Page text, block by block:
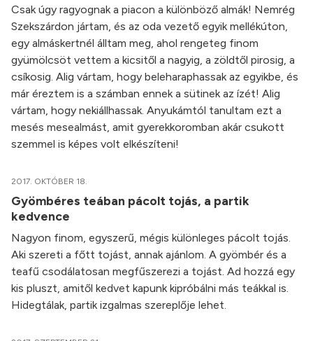
Csak úgy ragyognak a piacon a különböző almák! Nemrég
Szekszárdon jártam, és az oda vezető egyik mellékúton,
egy almáskertnél álltam meg, ahol rengeteg finom
gyümölcsöt vettem a kicsitől a nagyig, a zöldtől pirosig, a
csíkosig. Alig vártam, hogy beleharaphassak az egyikbe, és
már éreztem is a számban ennek a sütinek az ízét! Alig
vártam, hogy nekiállhassak. Anyukámtól tanultam ezt a
mesés mesealmást, amit gyerekkoromban akár csukott
szemmel is képes volt elkészíteni!
2017. OKTÓBER 18.
Gyömbéres teában pácolt tojás, a partik
kedvence
Nagyon finom, egyszerű, mégis különleges pácolt tojás.
Aki szereti a főtt tojást, annak ajánlom. A gyömbér és a
teafű csodálatosan megfűszerezi a tojást. Ad hozzá egy
kis pluszt, amitől kedvet kapunk kipróbálni más teákkal is.
Hidegtálak, partik izgalmas szereplője lehet.